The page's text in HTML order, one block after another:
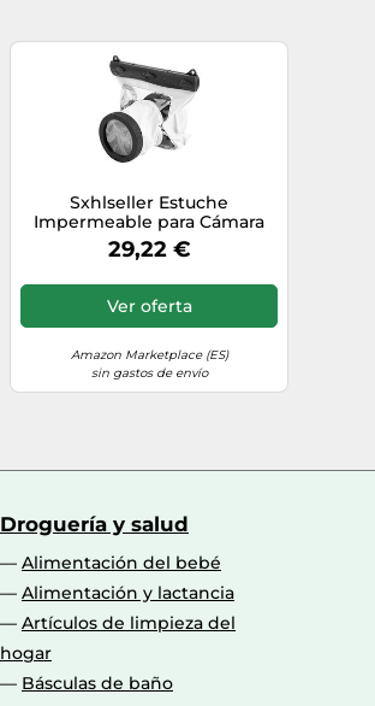
Sxhlseller Estuche
Impermeable para Cámara
Subacuática 20M |Bolsa Seca
de Silicona Universal para
DSLR, Carcasa de Buceo con
Doble Junta Tórica (White)
29,22 €
Ver oferta
Amazon Marketplace (ES)
sin gastos de envío
Droguería y salud
Alimentación del bebé
Alimentación y lactancia
Artículos de limpieza del
hogar
Básculas de baño